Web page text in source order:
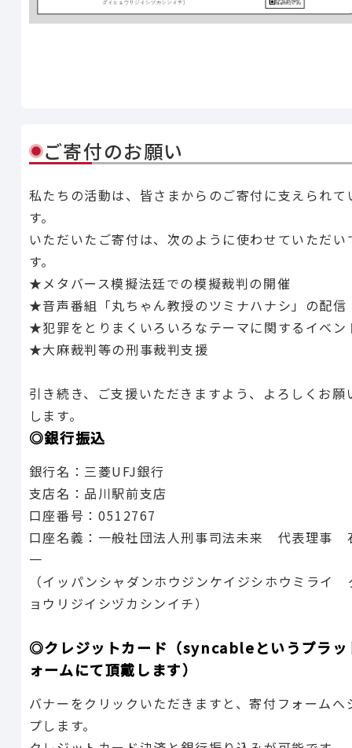
ご寄付のお願い
私たちの活動は、皆さまからのご寄付に支えられて
す。
いただいたご寄付は、次のように使わせていただい
す。
★メタバース模擬法廷での模擬裁判の開催
★音声番組「丸ちゃん教授のツミナハナシ」の配信
★犯罪をとりまくいろいろなテーマに関するイベン
★大麻裁判等の刑事裁判支援
引き続き、ご支援いただきますよう、よろしくお願
します。
◎銀行振込
銀行名：三菱UFJ銀行
支店名：品川駅前支店
口座番号：0512767
口座名義：一般社団法人刑事司法未来 代表理事
一
（イッパンシャダンホウジンケイジシホウミライ
ョウリジイシヅカシンイチ）
◎クレジットカード（syncableというプラッ
ォームにて頂戴します）
バナーをクリックいただきますと、寄付フォームへ
プします。